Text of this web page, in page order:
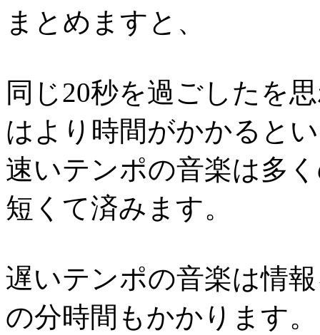
まとめますと、
同じ20秒を過ごしたを
はより時間がかかると
速いテンポの音楽は多
短くて済みます。
遅いテンポの音楽は情
の分時間もかかります。